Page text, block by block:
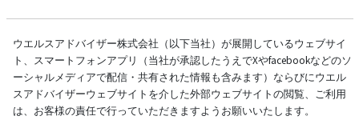
ウエルスアドバイザー株式会社（以下当社）が展開しているウェブサイ
ト、スマートフォンアプリ（当社が承認したうえでXやfacebookなどのソ
ーシャルメディアで配信・共有された情報も含みます）ならびにウエル
スアドバイザーウェブサイトを介した外部ウェブサイトの閲覧、ご利用
は、お客様の責任で行っていただきますようお願いいたします。